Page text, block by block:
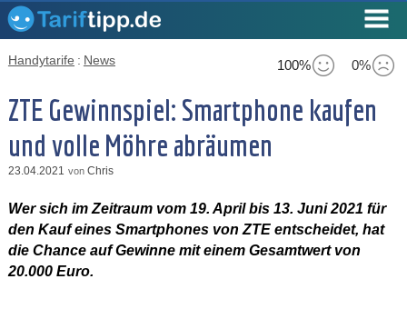
100% 0%
Handytarife : News
ZTE Gewinnspiel: Smartphone kaufen
und volle Möhre abräumen
23.04.2021 von Chris
Wer sich im Zeitraum vom 19. April bis 13. Juni 2021 für
den Kauf eines Smartphones von ZTE entscheidet, hat
die Chance auf Gewinne mit einem Gesamtwert von
20.000 Euro.